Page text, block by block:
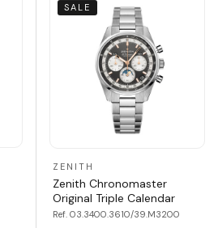
SALE
ZENITH
Zenith Chronomaster
Original Triple Calendar
Ref. 03.3400.3610/39.M3200